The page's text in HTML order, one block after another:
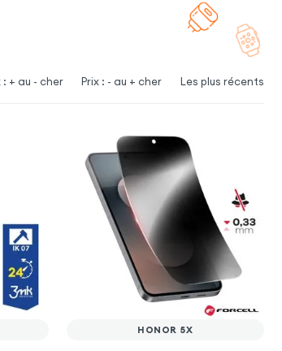
: + au - cher Prix : - au + cher Les plus récents
HONOR 5X